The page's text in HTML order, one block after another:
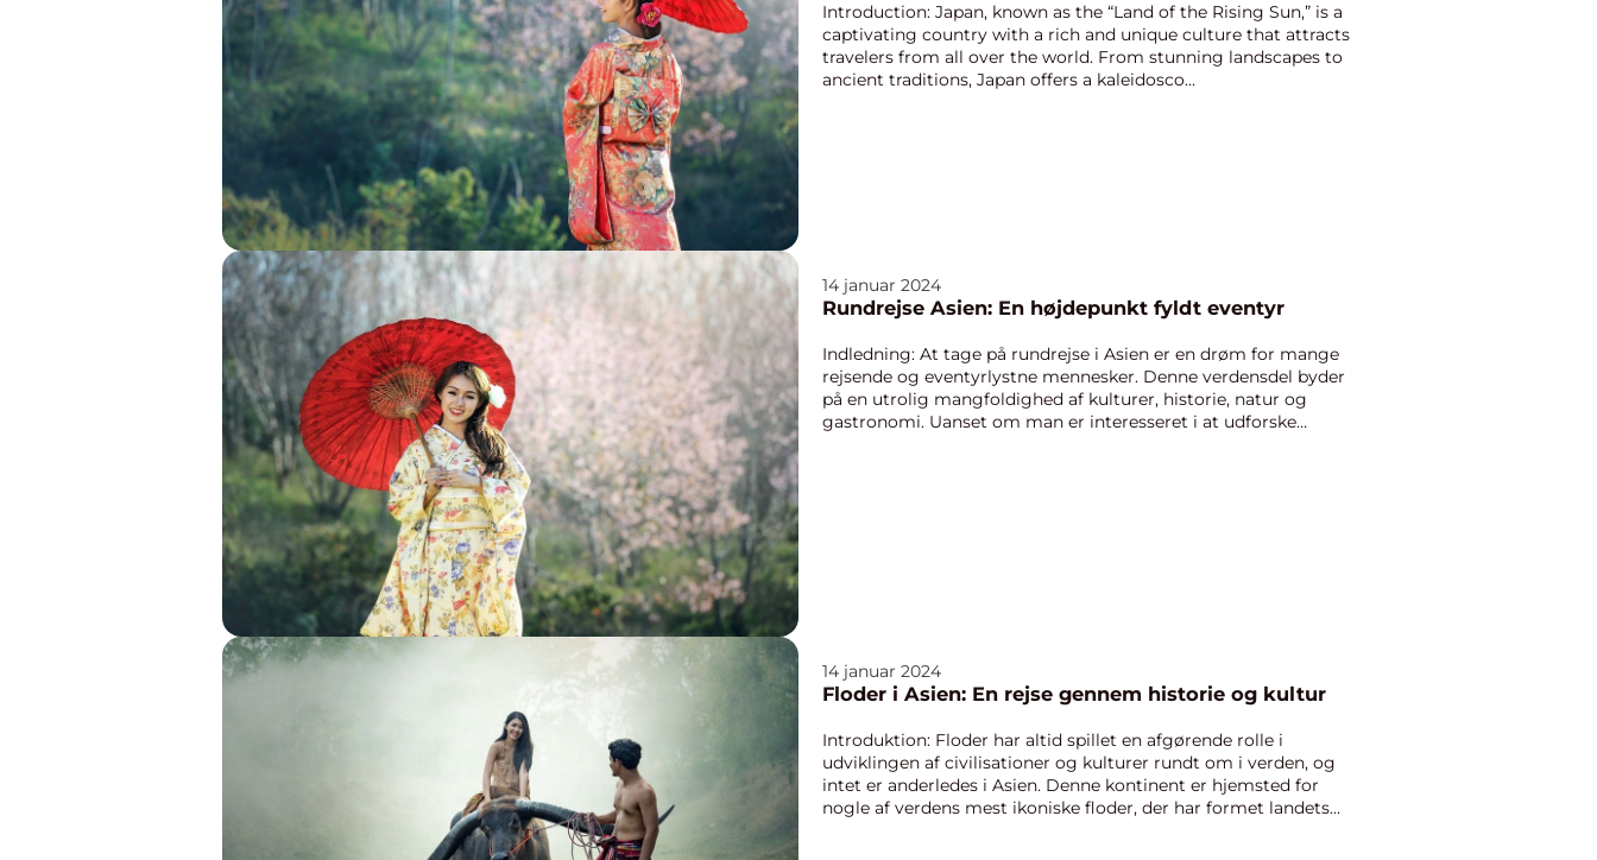
Introduction: Japan, known as the “Land of the Rising Sun,” is a
captivating country with a rich and unique culture that attracts
travelers from all over the world. From stunning landscapes to
ancient traditions, Japan offers a kaleidosco...
14 januar 2024
Rundrejse Asien: En højdepunkt fyldt eventyr
Indledning: At tage på rundrejse i Asien er en drøm for mange
rejsende og eventyrlystne mennesker. Denne verdensdel byder
på en utrolig mangfoldighed af kulturer, historie, natur og
gastronomi. Uanset om man er interesseret i at udforske
14 januar 2024
Floder i Asien: En rejse gennem historie og kultur
Introduktion: Floder har altid spillet en afgørende rolle i
udviklingen af civilisationer og kulturer rundt om i verden, og
intet er anderledes i Asien. Denne kontinent er hjemsted for
nogle af verdens mest ikoniske floder, der har formet landets